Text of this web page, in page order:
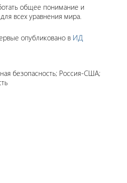
общее понимание и
всех уравнения мира.
опубликовано в ИД
безопасность; Россия-США;